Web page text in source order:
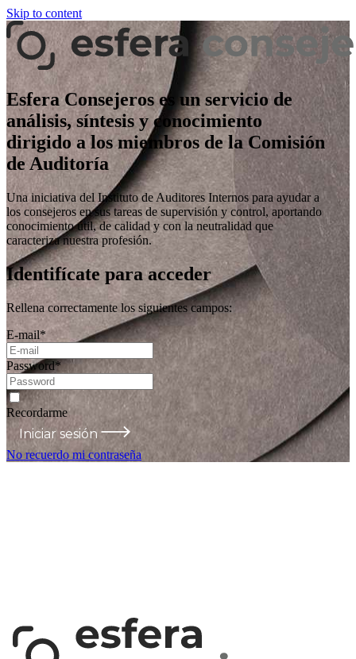
Skip to content
Esfera Consejeros es un servicio de
análisis, síntesis y conocimiento
dirigido a los miembros de la Comisión
de Auditoría
Una iniciativa del Instituto de Auditores Internos para ayudar a
los consejeros en sus tareas de supervisión y control, aportando
conocimiento útil, de calidad y con la neutralidad que
caracteriza nuestra profesión.
Identifícate para acceder
Rellena correctamente los siguientes campos:
E-mail*
Password*
Recordarme
Iniciar sesión
No recuerdo mi contraseña